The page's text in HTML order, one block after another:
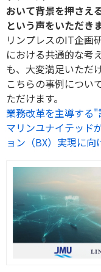
おいて背景を押さえ
という声をいただき
リンプレスのIT企画
における共通的な考
も、大変満足いただ
こちらの事例につい
ただけます。
業務改革を主導する
マリンユナイテッド
ョン（BX）実現に向